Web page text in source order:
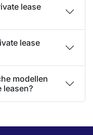
lease
lease
modellen
leasen?